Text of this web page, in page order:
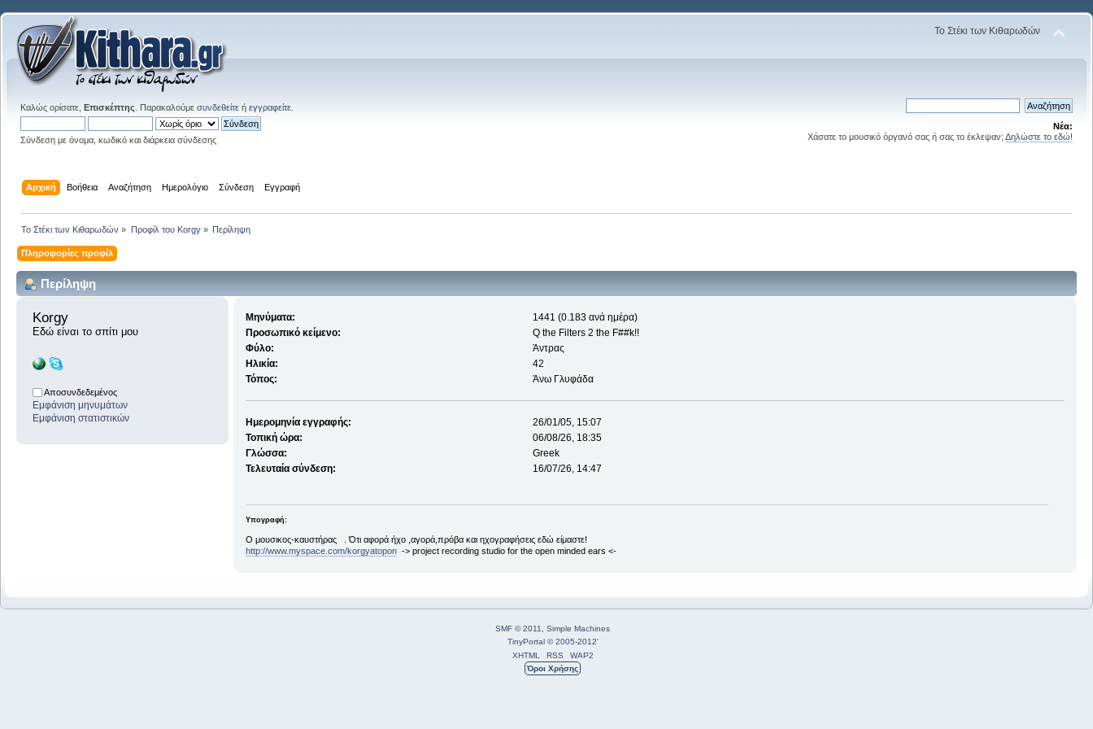
Το Στέκι των Κιθαρωδών
Καλώς ορίσατε, Επισκέπτης . Παρακαλούμε συνδεθείτε ή εγγραφείτε
Σύνδεση με όνομα, κωδικό και διάρκεια σύνδεσης
Νέα:
Χάσατε το μουσικό όργανό σας ή σας το έκλεψαν; Δηλώστε το εδώ!
Αρχική Βοήθεια Αναζήτηση Ημερολόγιο Σύνδεση Εγγραφή
Το Στέκι των Κιθαρωδών » Προφίλ του Korgy» Περίληψη
Πληροφορίες προφίλ
Περίληψη
Korgy
Εδώ είναι το σπίτι μου
Αποσυνδεδεμένος
Εμφάνιση μηνυμάτων
Εμφάνιση στατιστικών
Μηνύματα:
1441 (0.183 ανά ημέρα)
Προσωπικό κείμενο:
Q the Filters 2 the F##k!!
Φύλο:
Άντρας
Ηλικία:
42
Τόπος:
Άνω Γλυφάδα
Ημερομηνία εγγραφής:
26/01/05, 15:07
Τοπική ώρα:
06/08/26, 18:35
Γλώσσα:
Greek
Τελευταία σύνδεση:
16/07/26, 14:47
Υπογραφή:
Ο μουσικος-καυστήρας . Ότι αφορά ήχο ,αγορά,πρόβα και ηχογραφήσεις εδώ είμαστε!
http://www.myspace.com/korgyatopon -> project recording studio for the open minded ears <-
SMF © 2011
Simple Machines
TinyPortal © 2005-2012'
XHTML
RSS
WAP2
Όροι Χρήσης